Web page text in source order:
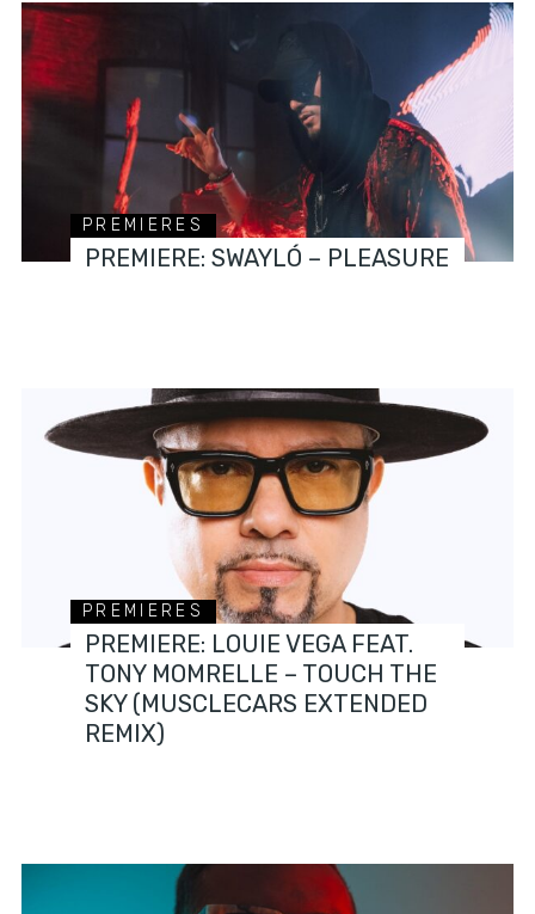
PREMIERES
PREMIERE: SWAYLÓ – PLEASURE
PREMIERES
PREMIERE: LOUIE VEGA FEAT.
TONY MOMRELLE – TOUCH THE
SKY (MUSCLECARS EXTENDED
REMIX)